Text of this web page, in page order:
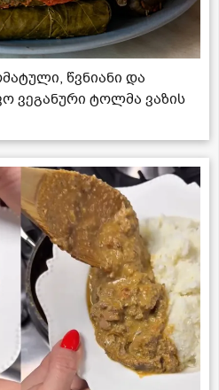
წვნიანი და
ვეგანური ტოლმა ვაზის